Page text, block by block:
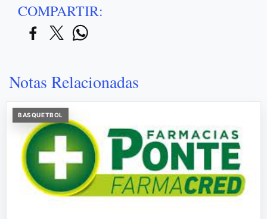
COMPARTIR:
Notas Relacionadas
BASQUETBOL